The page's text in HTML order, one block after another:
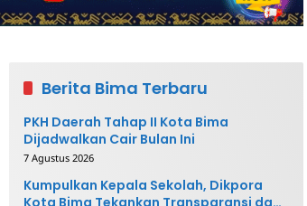
Berita Bima Terbaru
PKH Daerah Tahap II Kota Bima
Dijadwalkan Cair Bulan Ini
7 Agustus 2026
Kumpulkan Kepala Sekolah, Dikpora
Kota Bima Tekankan Transparansi dan